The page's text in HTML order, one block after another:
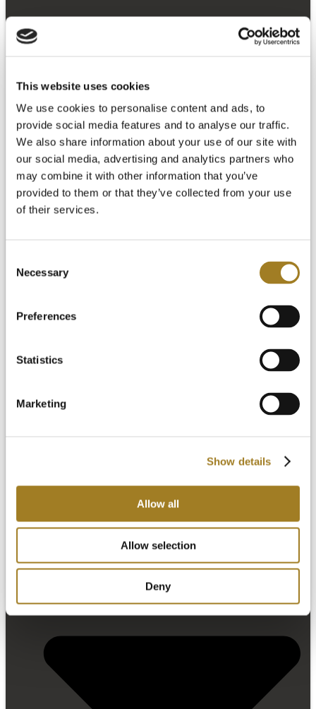
This website uses cookies
We use cookies to personalise content and ads, to
provide social media features and to analyse our traffic.
We also share information about your use of our site with
our social media, advertising and analytics partners who
may combine it with other information that you’ve
provided to them or that they’ve collected from your use
of their services.
Selection
Necessary
Preferences
Statistics
Marketing
Show details
Allow all
Allow selection
Deny
O pacote de design